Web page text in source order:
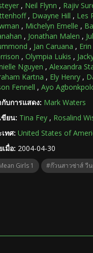
, Neil Flynn , Rajiv
, Dwayne Hill , Les
, Michelyn Emelle ,
, Jonathan Malen ,
, Jan Caruana ,
, Olympia Lukis ,
Nguyen , Alexandra
Kartna , Ely Henry ,
Fennell , Ayo
กับการแสดง: Mark Waters
ขียน: Tina Fey , Rosalind
ทศ: United States of
มื่อ: 2004-04-30
Girls 1 #ก๊วนสาวซ่าส์ วี